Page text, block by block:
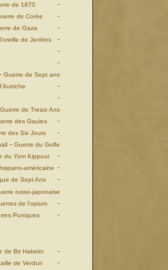
de 1870 -
de Corée -
de Gaza -
de Jenkins-
- Guerre de Sept ans
-
Guerre de Treize Ans
des Gaules -
des Six Jours -
- Guerre du Golfe
du Yom Kippour-
américaine -
de Sept Ans -
russo-japonaise
de l'opium-
Puniques -
de Bir Hakeim -
de Verdun -